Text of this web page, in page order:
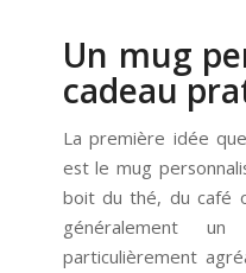
Un mug
cadeau
La première idée
est le mug
boit du thé, du café
généralement
particulièrement